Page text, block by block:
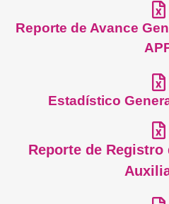
Reporte de Avance
Estadístico
Reporte de